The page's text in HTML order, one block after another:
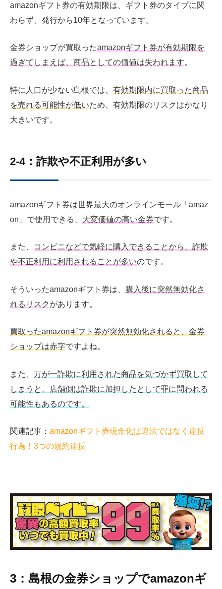
amazonギフト券の有効期限は、ギフト券のタイプに関
わらず、発行から10年となっています。
金券ショップが買取ったamazonギフト券が有効期限を
過ぎてしまえば、商品としての価値は失われます。
特に人口が少ない島根では、 有効期限内に買取った商品
を売れる可能性が低いため、有効期限のリスクはかなり
大きいです。
2-4：詐欺や不正利用が多い
amazonギフト券は世界最大のオンラインモール「amaz
on」で使用できる、 大変価値の高い金券です。
また、
コンビニなどで気軽に購入できることから、詐欺
や不正利用に利用されることが多いのです。
そういったamazonギフト券は、 購入後に突然無効化さ
れるリスク があります。
買取ったamazonギフト券が突然無効化されると、金券
ショップは赤字ですよね。
また、 万が一詐欺に利用された商品を気づかず買取して
しまうと、店舗側は詐欺に加担したとして罪に問われる
可能性もあるのです。
関連記事： amazonギフト券現金化は違法ではなく違反
行為！3つの規約違反
3：島根の金券ショップでamazonギ